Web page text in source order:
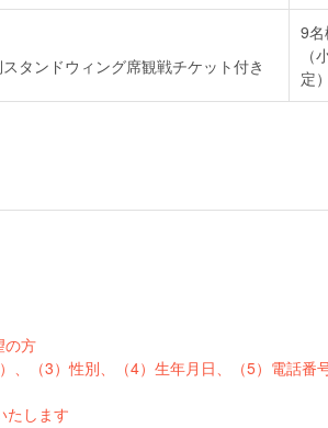
タンドウィング席観戦チケット付き
9
定
の方
、（3）性別、（4）生年月日、（5）電話番
たします